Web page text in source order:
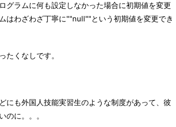
グラムに何も設定しなかった場合に初期値を変更
はわざわざ丁寧に""null""という初期値を変更でき
たくなしです。
にも外国人技能実習生のような制度があって、彼
のに。。。